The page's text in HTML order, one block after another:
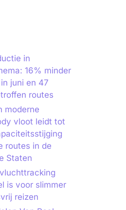
in
16% minder
juni en 47
routes
moderne
vloot leidt tot
routes in de
Staten
is voor slimmer
reizen